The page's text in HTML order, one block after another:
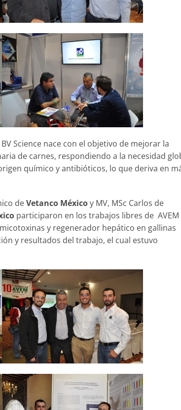
Science nace con el objetivo de mejorar la
de carnes, respondiendo a la necesidad
químico y antibióticos, lo que deriva en
deVetanco Méxicoy MV, MSc Carlos de
participaron en los trabajos libres de AVEM
y regenerador hepático en gallinas
y resultados del trabajo, el cual estuvo